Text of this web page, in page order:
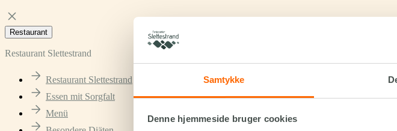
Samtykke
Denne hjemmeside bruger cookies
Restaurant
Restaurant Slettestrand
Restaurant Slettestrand
Essen mit Sorgfalt
Menü